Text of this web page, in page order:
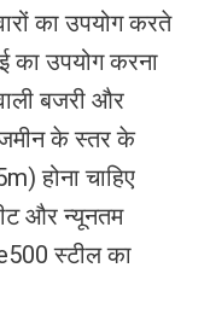
का उपयोग करते
का उपयोग करना
बजरी और
जमीन के स्तर के
होना चाहिए
और न्यूनतम
स्टील का